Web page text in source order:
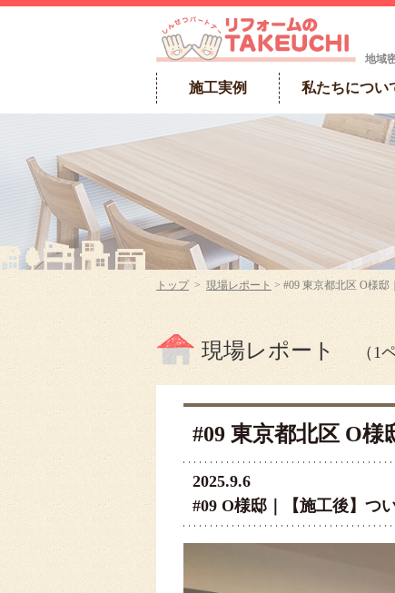
地域
施工実例 私たちについ
トップ> 現場レポート > #09 東京都北区 O様
現場レポート （1
#09 東京都北区 O
2025.9.6
#09 O様邸｜【施工後】つ